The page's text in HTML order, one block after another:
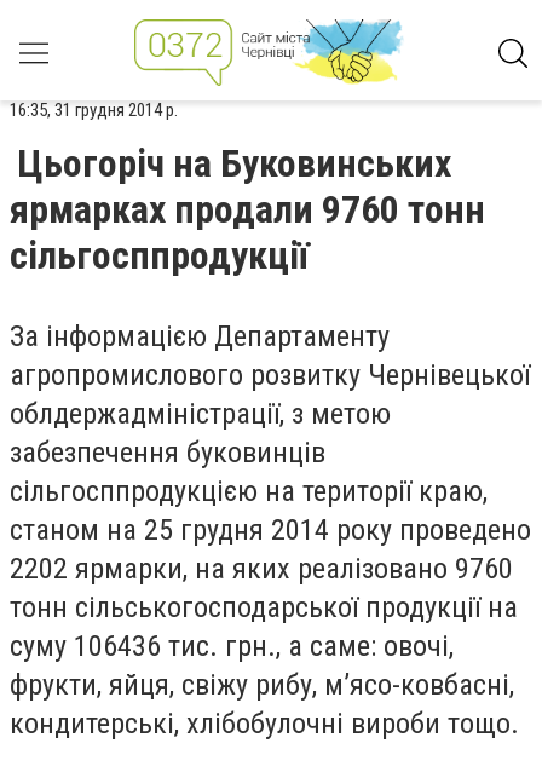
16:35, 31 грудня 2014 р.
Цьогоріч на Буковинських
ярмарках продали 9760 тонн
сільгосппродукції
За інформацією Департаменту
агропромислового розвитку Чернівецької
облдержадміністрації, з метою
забезпечення буковинців
сільгосппродукцією на території краю,
станом на 25 грудня 2014 року проведено
2202 ярмарки, на яких реалізовано 9760
тонн сільськогосподарської продукції на
суму 106436 тис. грн., а саме: овочі,
фрукти, яйця, свіжу рибу, м’ясо-ковбасні,
кондитерські, хлібобулочні вироби тощо.